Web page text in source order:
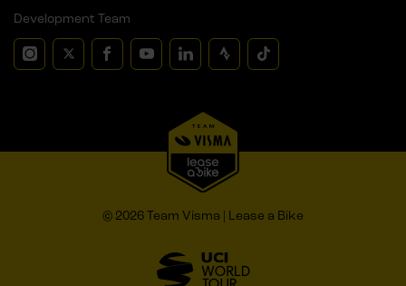
Development Team
© 2026 Team Visma | Lease a Bike